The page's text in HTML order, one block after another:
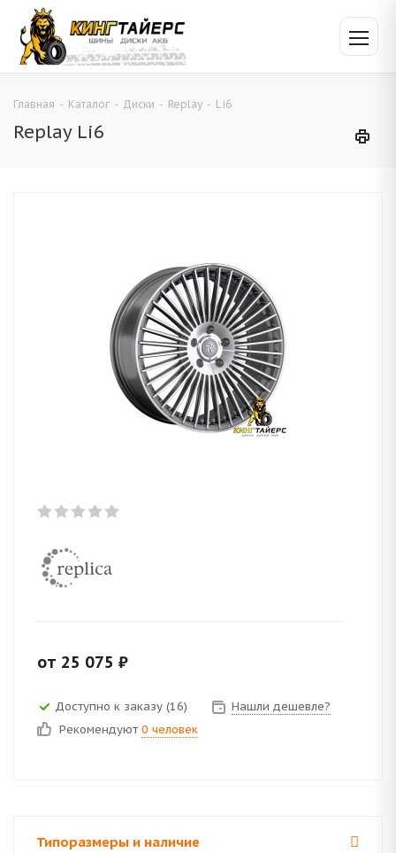
Главная - Каталог - Диски - Replay - Li6
Replay Li6
от 25 075 ₽
Доступно к заказу (16)
Нашли дешевле?
Рекомендуют 0 человек
Типоразмеры и наличие